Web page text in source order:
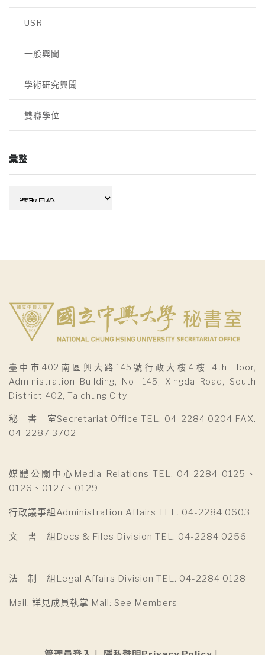
USR
一般興聞
學術研究興聞
雙聯學位
彙整
臺中市402南區興大路145號行政大樓4樓 4th Floor,
Administration Building, No. 145, Xingda Road, South
District 402, Taichung City
秘 書 室Secretariat Office TEL. 04-2284 0204 FAX.
04-2287 3702
媒體公關中心Media Relations TEL. 04-2284 0125、
0126、0127、0129
行政議事組Administration Affairs TEL. 04-2284 0603
文 書 組Docs & Files Division TEL. 04-2284 0256
法 制 組Legal Affairs Division TEL. 04-2284 0128
Mail: 詳見成員執掌 Mail: See Members